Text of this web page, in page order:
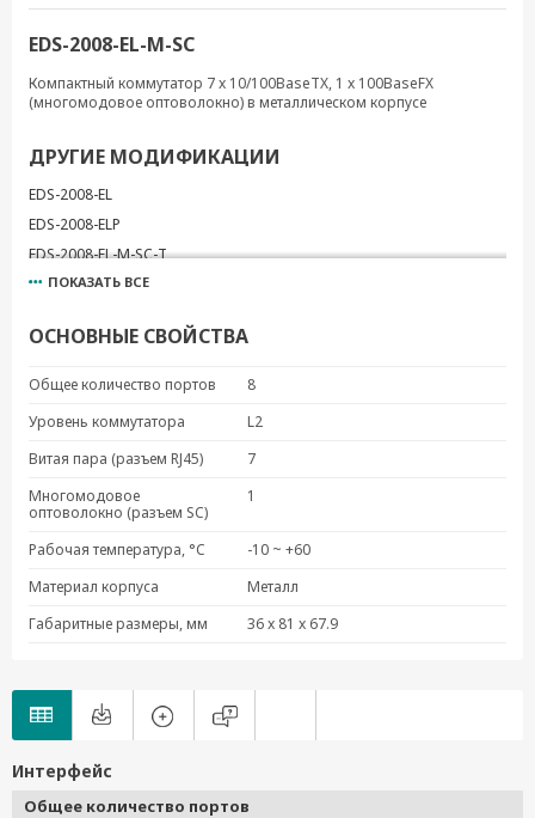
EDS-2008-EL-M-SC
Компактный коммутатор 7 x 10/100BaseTX, 1 x 100BaseFX
(многомодовое оптоволокно) в металлическом корпусе
ДРУГИЕ МОДИФИКАЦИИ
EDS-2008-EL
EDS-2008-ELP
EDS-2008-EL-M-SC-T
EDS-2008-EL-M-ST
EDS-2008-EL-T
ПОКАЗАТЬ ВСЕ
ОСНОВНЫЕ СВОЙСТВА
Общее количество портов
8
Уровень коммутатора
L2
Витая пара (разъем RJ45)
7
Многомодовое
оптоволокно (разъем SC)
1
Рабочая температура, °C
-10 ~ +60
Материал корпуса
Металл
Габаритные размеры, мм
36 x 81 x 67.9
Интерфейс
Общее количество портов